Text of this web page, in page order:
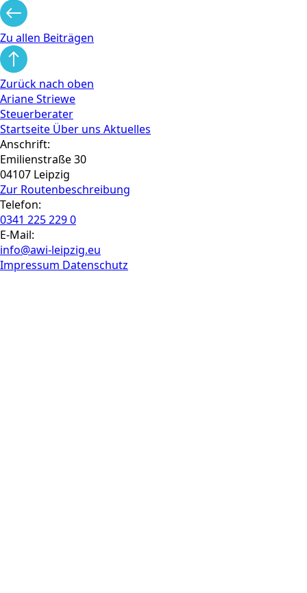
Zu allen Beiträgen
Zurück nach oben
Ariane Striewe
Steuerberater
Startseite Über uns Aktuelles
Anschrift:
Emilienstraße 30
04107 Leipzig
Zur Routen­beschreibung
Telefon:
0341 225 229 0
E-Mail:
info@awi-leipzig.eu
Impressum Datenschutz